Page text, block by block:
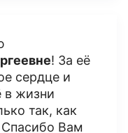
! За её
сердце и
в жизни
так, как
Спасибо Вам